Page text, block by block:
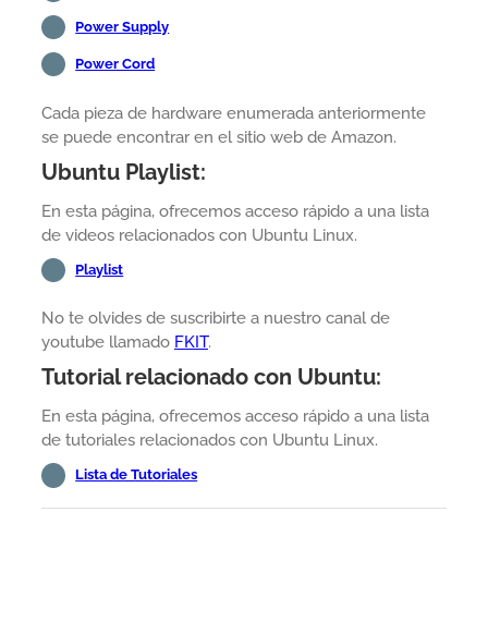
Power Supply
Power Cord
Cada pieza de hardware enumerada anteriormente
se puede encontrar en el sitio web de Amazon.
Ubuntu Playlist:
En esta página, ofrecemos acceso rápido a una lista
de videos relacionados con Ubuntu Linux.
Playlist
No te olvides de suscribirte a nuestro canal de
youtube llamado FKIT.
Tutorial relacionado con Ubuntu:
En esta página, ofrecemos acceso rápido a una lista
de tutoriales relacionados con Ubuntu Linux.
Lista de Tutoriales